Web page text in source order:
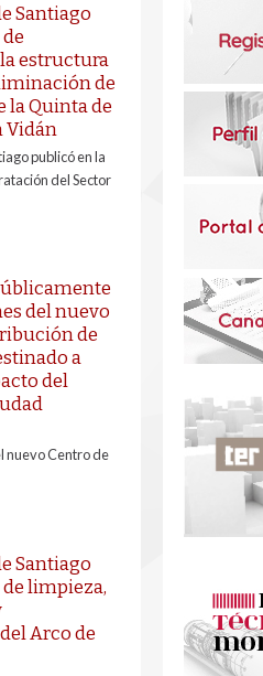
Santiago
estructura
de
la Quinta de
Vidán
publicó en la
del Sector
del nuevo
de
a
del
nuevo Centro de
Santiago
limpieza,
Arco de